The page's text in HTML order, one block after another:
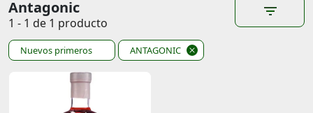
Antagonic
1 - 1 de 1 producto
Nuevos primeros ANTAGONIC